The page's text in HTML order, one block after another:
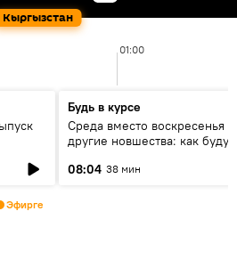
Кыргызстан
01:00
Будь в курсе
Среда вместо воскресенья и
другие новшества: как будут
08:04 38 мин
Эфирге